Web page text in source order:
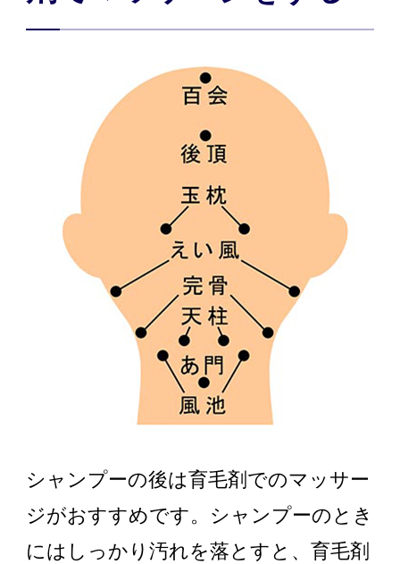
シャンプーの後は育毛剤でのマッサー
ジがおすすめです。シャンプーのとき
にはしっかり汚れを落とすと、育毛剤